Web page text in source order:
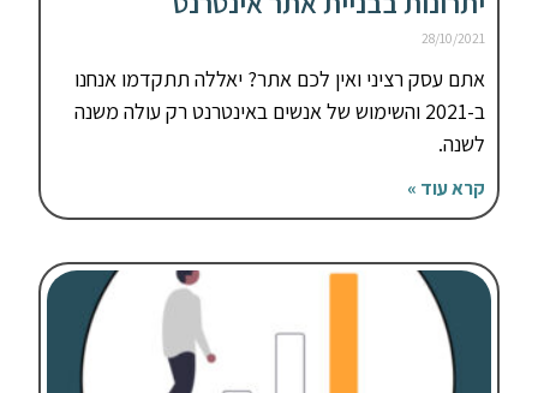
28/10/2021
אתם עסק רציני ואין לכם אתר? יאללה תתקדמו אנחנו
ב-2021 והשימוש של אנשים באינטרנט רק עולה משנה
לשנה.
קרא עוד »